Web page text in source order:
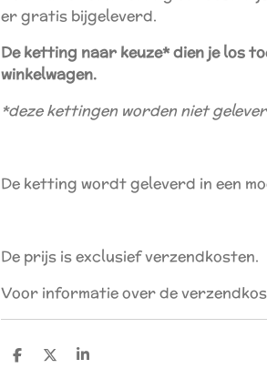
er gratis bijgeleverd.
De ketting naar keuze* dien je los
winkelwagen.
*deze kettingen worden niet
De ketting wordt geleverd in een
De prijs is exclusief verzendkosten.
Voor informatie over de
D
D
S